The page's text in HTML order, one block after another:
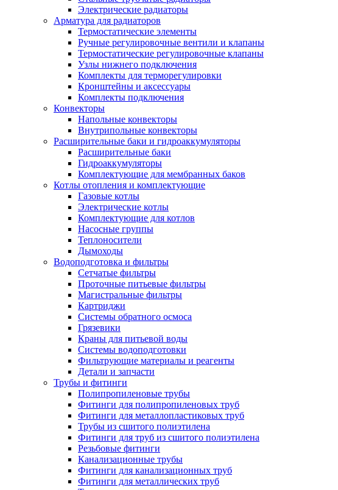
Электрические радиаторы
Арматура для радиаторов
Термостатические элементы
Ручные регулировочные вентили и клапаны
Термостатические регулировочные клапаны
Узлы нижнего подключения
Комплекты для терморегулировки
Кронштейны и аксессуары
Комплекты подключения
Конвекторы
Напольные конвекторы
Внутрипольные конвекторы
Расширительные баки и гидроаккумуляторы
Расширительные баки
Гидроаккумуляторы
Комплектующие для мембранных баков
Котлы отопления и комплектующие
Газовые котлы
Электрические котлы
Комплектующие для котлов
Насосные группы
Теплоносители
Дымоходы
Водоподготовка и фильтры
Сетчатые фильтры
Проточные питьевые фильтры
Магистральные фильтры
Картриджи
Системы обратного осмоса
Грязевики
Краны для питьевой воды
Системы водоподготовки
Фильтрующие материалы и реагенты
Детали и запчасти
Трубы и фитинги
Полипропиленовые трубы
Фитинги для полипропиленовых труб
Фитинги для металлопластиковых труб
Трубы из сшитого полиэтилена
Фитинги для труб из сшитого полиэтилена
Резьбовые фитинги
Канализационные трубы
Фитинги для канализационных труб
Фитинги для металлических труб